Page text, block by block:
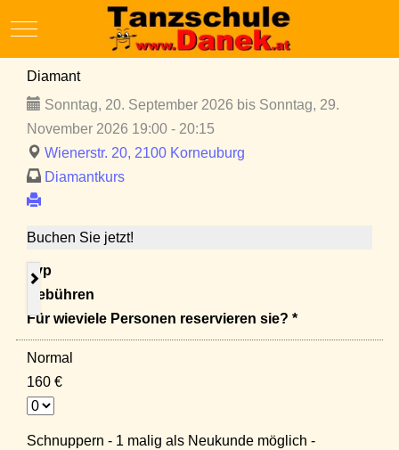
Mobile Menu Toggle
Diamant
Sonntag, 20. September 2026 bis Sonntag, 29.
November 2026 19:00 - 20:15
Wienerstr. 20, 2100 Korneuburg
Diamantkurs
Buchen Sie jetzt!
Typ
Gebühren
Für wieviele Personen reservieren sie? *
Normal
160 €
Schnuppern - 1 malig als Neukunde möglich -